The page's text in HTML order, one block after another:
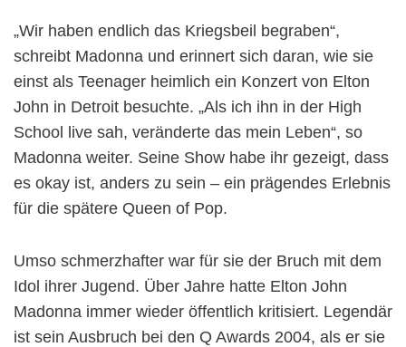
„Wir haben endlich das Kriegsbeil begraben“,
schreibt Madonna und erinnert sich daran, wie sie
einst als Teenager heimlich ein Konzert von Elton
John in Detroit besuchte. „Als ich ihn in der High
School live sah, veränderte das mein Leben“, so
Madonna weiter. Seine Show habe ihr gezeigt, dass
es okay ist, anders zu sein – ein prägendes Erlebnis
für die spätere Queen of Pop.
Umso schmerzhafter war für sie der Bruch mit dem
Idol ihrer Jugend. Über Jahre hatte Elton John
Madonna immer wieder öffentlich kritisiert. Legendär
ist sein Ausbruch bei den Q Awards 2004, als er sie